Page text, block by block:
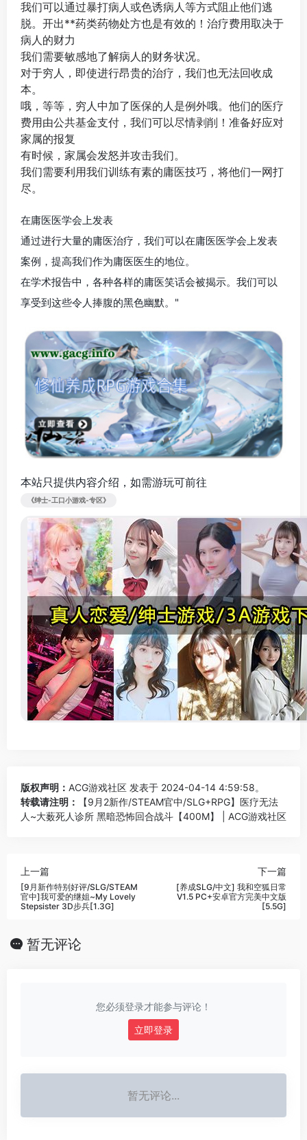
我们可以通过暴打病人或色诱病人等方式阻止他们逃
脱。开出**药类药物处方也是有效的！治疗费用取决于
病人的财力
我们需要敏感地了解病人的财务状况。
对于穷人，即使进行昂贵的治疗，我们也无法回收成
本。
哦，等等，穷人中加了医保的人是例外哦。他们的医疗
费用由公共基金支付，我们可以尽情剥削！准备好应对
家属的报复
有时候，家属会发怒并攻击我们。
我们需要利用我们训练有素的庸医技巧，将他们一网打
尽。
在庸医医学会上发表
通过进行大量的庸医治疗，我们可以在庸医医学会上发表
案例，提高我们作为庸医医生的地位。
在学术报告中，各种各样的庸医笑话会被揭示。我们可以
享受到这些令人捧腹的黑色幽默。"
本站只提供内容介绍，如需游玩可前往
《绅士-工口小游戏-专区》
版权声明： ACG游戏社区 发表于 2024-04-14 4:59:58。
转载请注明：
【9月2新作/STEAM官中/SLG+RPG】医疗无法
人~大薮死人诊所 黑暗恐怖回合战斗【400M】 | ACG游戏社区
上一篇
[9月新作特别好评/SLG/STEAM
官中]我可爱的继姐~My Lovely
Stepsister 3D步兵[1.3G]
下一篇
[养成SLG/中文] 我和空狐日常
V1.5 PC+安卓官方完美中文版
[5.5G]
暂无评论
您必须登录才能参与评论！
立即登录
暂无评论...